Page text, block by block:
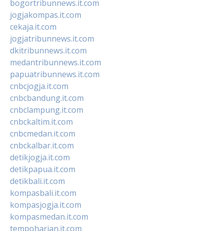
bogortribunnews.it.com
jogjakompas.it.com
cekaja.it.com
jogjatribunnews.it.com
dkitribunnews.it.com
medantribunnews.it.com
papuatribunnews.it.com
cnbcjogja.it.com
cnbcbandung.it.com
cnbclampung.it.com
cnbckaltim.it.com
cnbcmedan.it.com
cnbckalbar.it.com
detikjogja.it.com
detikpapua.it.com
detikbali.it.com
kompasbali.it.com
kompasjogja.it.com
kompasmedan.it.com
tempoharian.it.com